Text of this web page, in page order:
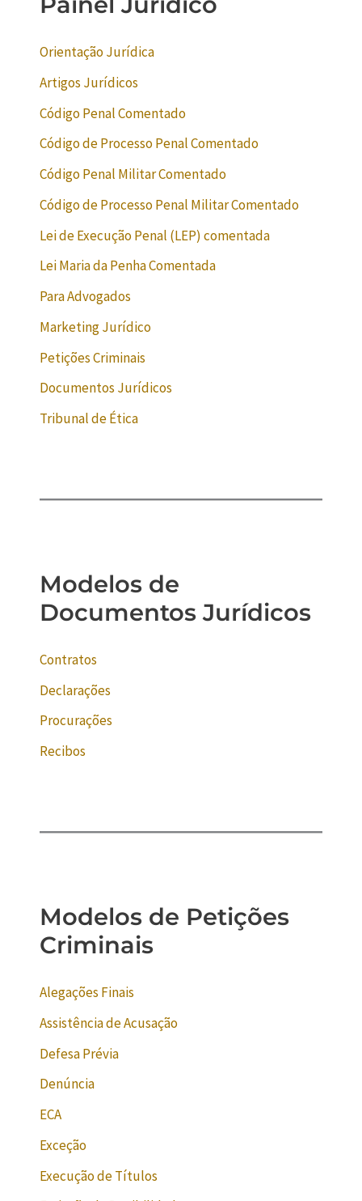
Orientação Jurídica
Artigos Jurídicos
Código Penal Comentado
Código de Processo Penal Comentado
Código Penal Militar Comentado
Código de Processo Penal Militar Comentado
Lei de Execução Penal (LEP) comentada
Lei Maria da Penha Comentada
Para Advogados
Marketing Jurídico
Petições Criminais
Documentos Jurídicos
Tribunal de Ética
Modelos de
Documentos Jurídicos
Contratos
Declarações
Procurações
Recibos
Modelos de Petições
Criminais
Alegações Finais
Assistência de Acusação
Defesa Prévia
Denúncia
ECA
Exceção
Execução de Títulos